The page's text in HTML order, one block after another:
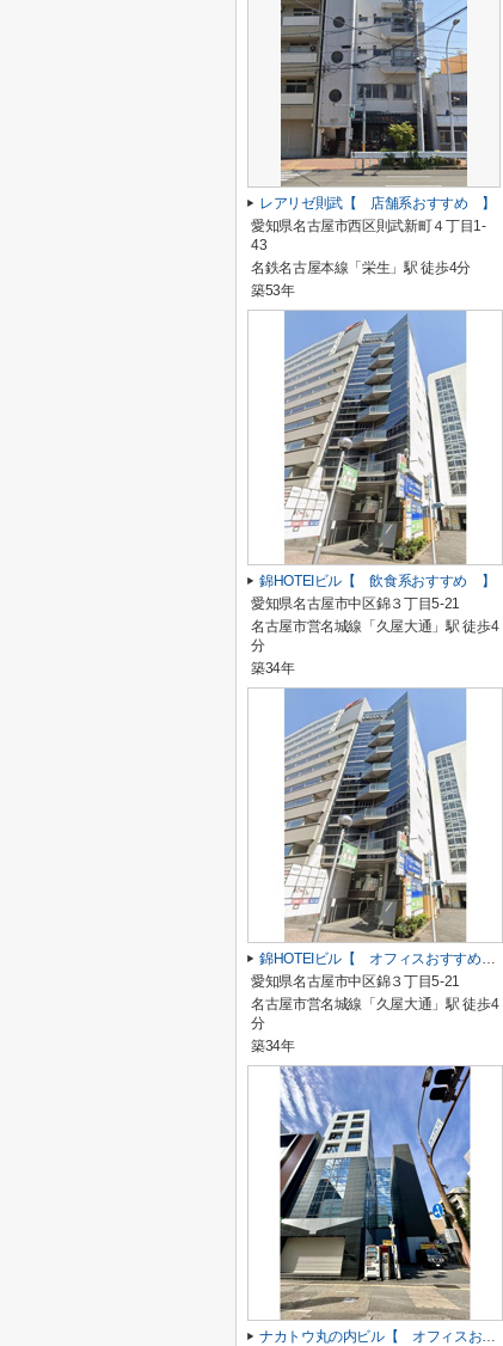
レアリゼ則武【 店舗系おすすめ 】
愛知県名古屋市西区則武新町４丁目1-
43
名鉄名古屋本線「栄生」駅 徒歩4分
築53年
錦HOTEIビル【 飲食系おすすめ 】
愛知県名古屋市中区錦３丁目5-21
名古屋市営名城線「久屋大通」駅 徒歩4
分
築34年
錦HOTEIビル【 オフィスおすすめ 】
愛知県名古屋市中区錦３丁目5-21
名古屋市営名城線「久屋大通」駅 徒歩4
分
築34年
ナカトウ丸の内ビル【 オフィスおすすめ 】